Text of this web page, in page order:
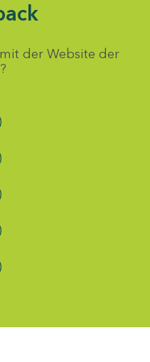
der Website der
auswählen